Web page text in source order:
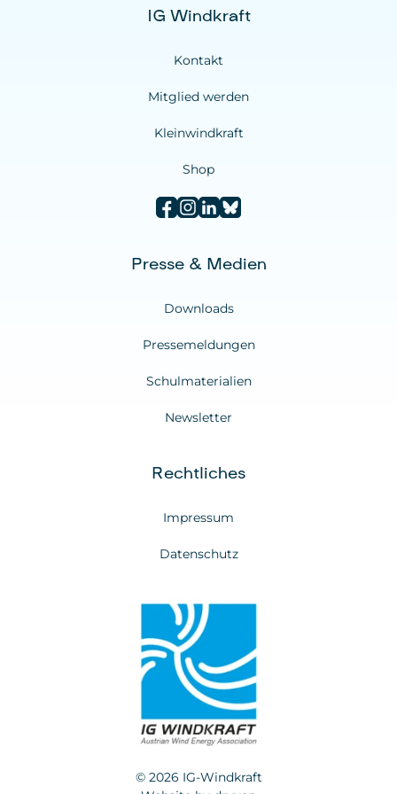
IG Windkraft
Kontakt
Mitglied werden
Kleinwindkraft
Shop
Presse & Medien
Downloads
Pressemeldungen
Schulmaterialien
Newsletter
Rechtliches
Impressum
Datenschutz
© 2026 IG-Windkraft